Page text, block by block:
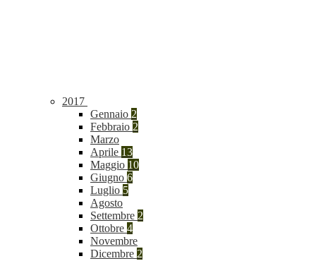
2017
Gennaio 2
Febbraio 2
Marzo
Aprile 13
Maggio 10
Giugno 6
Luglio 5
Agosto
Settembre 2
Ottobre 4
Novembre
Dicembre 2